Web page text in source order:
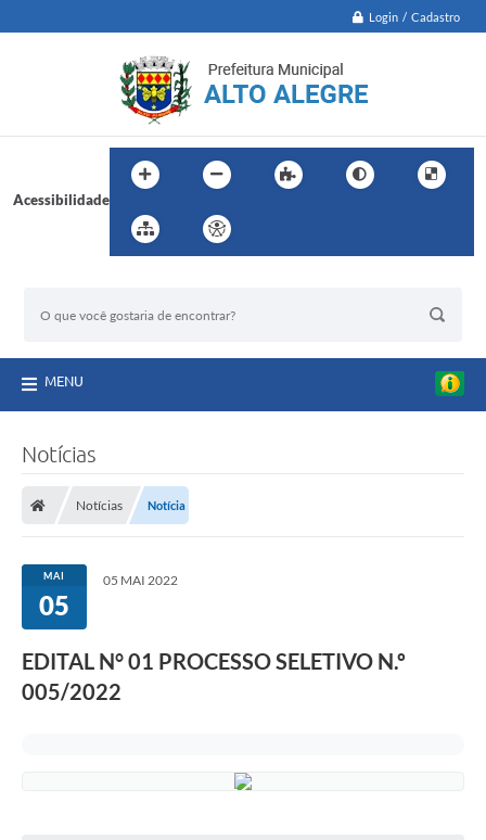
Login / Cadastro
Acessibilidade
MENU
Notícias
Notícias Notícia
MAI
05
05 MAI 2022
EDITAL N° 01 PROCESSO SELETIVO N.º
005/2022